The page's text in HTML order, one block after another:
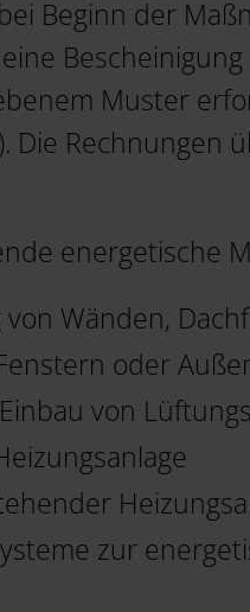
Beginn der
Muster
Die Rechnungen
energetische
Wänden,
oder
von
zur